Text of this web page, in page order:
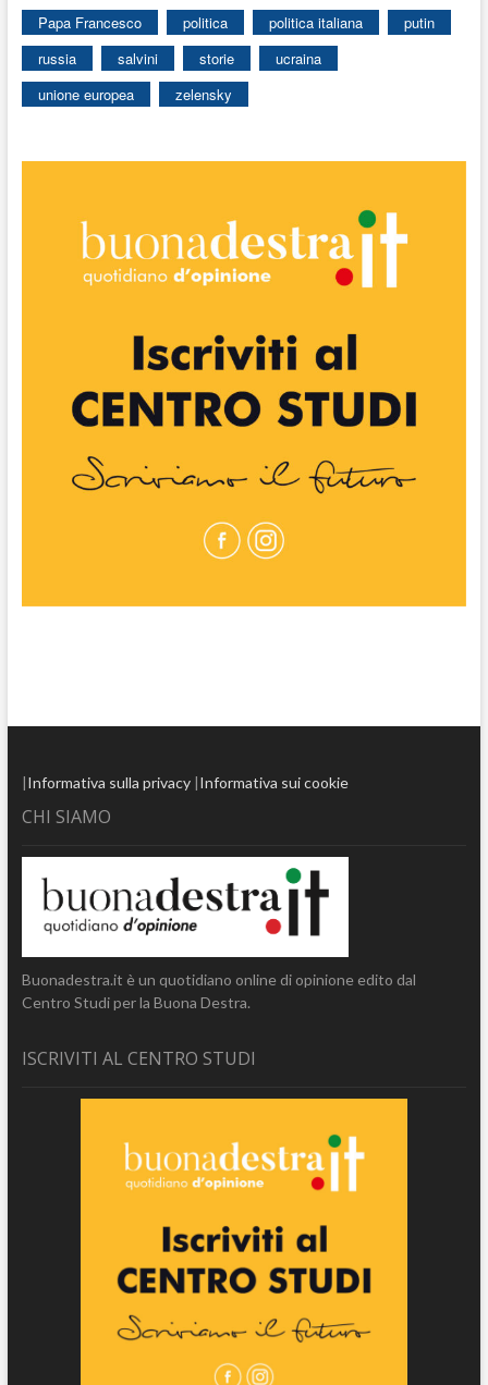
Papa Francesco
politica politica italiana
putin
russia
salvini storie
ucraina
unione europea
zelensky
|Informativa sulla privacy|Informativa sui cookie
CHI SIAMO
Buonadestra.it è un quotidiano online di opinione edito dal
Centro Studi per la Buona Destra.
ISCRIVITI AL CENTRO STUDI